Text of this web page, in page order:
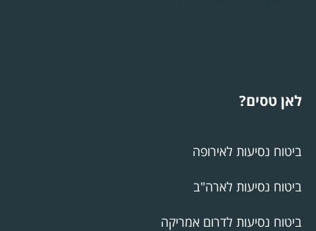
לאן טסים?
ביטוח נסיעות לאירופה
ביטוח נסיעות לארה"ב
ביטוח נסיעות לדרום אמריקה